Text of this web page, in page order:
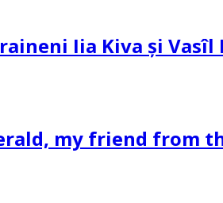
Iia Kiva și Vasîl
my friend from